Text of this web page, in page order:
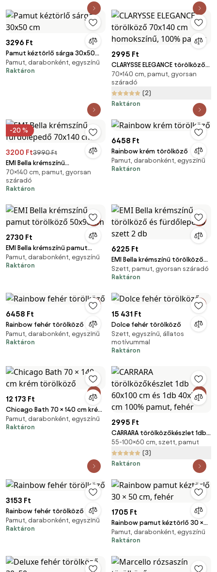
3296 Ft
Pamut kéztörlő sárga 30x50
cm
Pamut, darabonként, egyszínű
Raktáron
2995 Ft
CLARYSSE ELEGANCE törölköző
70x140 cm homokszínű, 100%
pamut
70×140 cm, pamut, gyorsan
száradó
(2)
Raktáron
-20 %
3200 Ft3990 Ft
EMI Bella krémszínű
fürdőlepedő 70x140 cm
70×140 cm, pamut, gyorsan
száradó
Raktáron
6458 Ft
Rainbow krém törölköző
Pamut, darabonként, egyszínű
Raktáron
2730 Ft
EMI Bella krémszínű pamut
törölköző 50x90 cm
Pamut, darabonként, egyszínű
Raktáron
6225 Ft
EMI Bella krémszínű törölköző
és fürdőlepedő szett 2 db
Szett, pamut, gyorsan száradó
Raktáron
6458 Ft
Rainbow fehér törölköző
Pamut, darabonként, egyszínű
Raktáron
15 431 Ft
Dolce fehér törölköző
Szett, egyszínű, állatos
motívummal
Raktáron
12 173 Ft
Chicago Bath 70 × 140 cm krém
törölköző
Pamut, darabonként, egyszínű
Raktáron
2995 Ft
CARRARA törölközőkészlet 1db
60x100 cm és 1db 40x55 cm
100% pamut, fehér
55-100×60 cm, szett, pamut
(3)
Raktáron
3153 Ft
Rainbow fehér törölköző
Pamut, darabonként, egyszínű
Raktáron
1705 Ft
Rainbow pamut kéztörlő 30 ×
50 cm, fehér
Pamut, darabonként, egyszínű
Raktáron